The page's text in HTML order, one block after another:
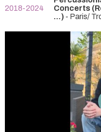
2018-2024
Concerts
...) - Paris/